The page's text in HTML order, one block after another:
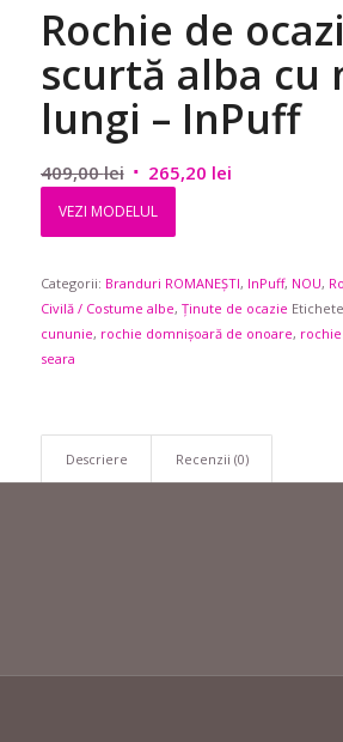
Rochie de
scurtă alba cu
lungi – InPuff
409,00lei Prețul
409,00 lei.
265,20 leiPrețul
VEZI MODELUL
Categorii: Branduri ROMANEȘTI, InPuff, NOU,
Civilă / Costume albe, Ținute de ocazie
cununie, rochie domnișoară de onoare,
seara
Descriere Recenzii (0)